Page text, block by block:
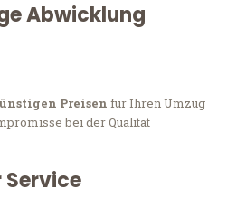
Abwicklung
Preisen für Ihren Umzug
bei der Qualität
Service